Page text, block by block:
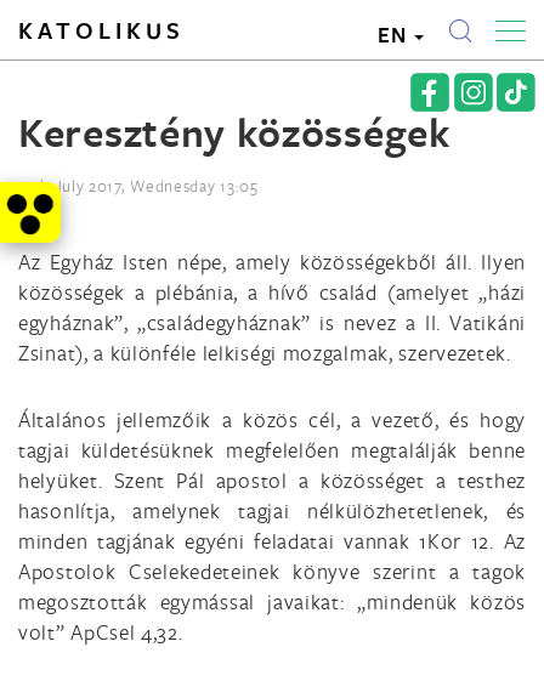
KATOLIKUS EN
Keresztény közösségek
12th July 2017, Wednesday 13:05
Az Egyház Isten népe, amely közösségekből áll. Ilyen
közösségek a plébánia, a hívő család (amelyet „házi
egyháznak”, „családegyháznak” is nevez a II. Vatikáni
Zsinat), a különféle lelkiségi mozgalmak, szervezetek.
Általános jellemzőik a közös cél, a vezető, és hogy
tagjai küldetésüknek megfelelően megtalálják benne
helyüket. Szent Pál apostol a közösséget a testhez
hasonlítja, amelynek tagjai nélkülözhetetlenek, és
minden tagjának egyéni feladatai vannak 1Kor 12. Az
Apostolok Cselekedeteinek könyve szerint a tagok
megosztották egymással javaikat: „mindenük közös
volt” ApCsel 4,32.